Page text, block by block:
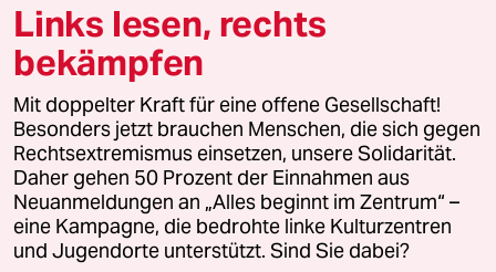
© 2026 taz Verlags und Vertriebs GmbH
Alle Rechte vorbehalten. Bei rechtlichen Fragen oder für Genehmigungen
wenden Sie sich bitte an
lizenzen@taz.de
Feedback Redaktionsstatut Kommune-Richtlinien
Leitlinie Informant Datenschutz Impressum AGB
Links lesen, rechts
bekämpfen
Mit doppelter Kraft für eine offene Gesellschaft!
Besonders jetzt brauchen Menschen, die sich gegen
Rechtsextremismus einsetzen, unsere Solidarität.
Daher gehen 50 Prozent der Einnahmen aus
Neuanmeldungen an „Alles beginnt im Zentrum“ –
eine Kampagne, die bedrohte linke Kulturzentren
und Jugendorte unterstützt. Sind Sie dabei?